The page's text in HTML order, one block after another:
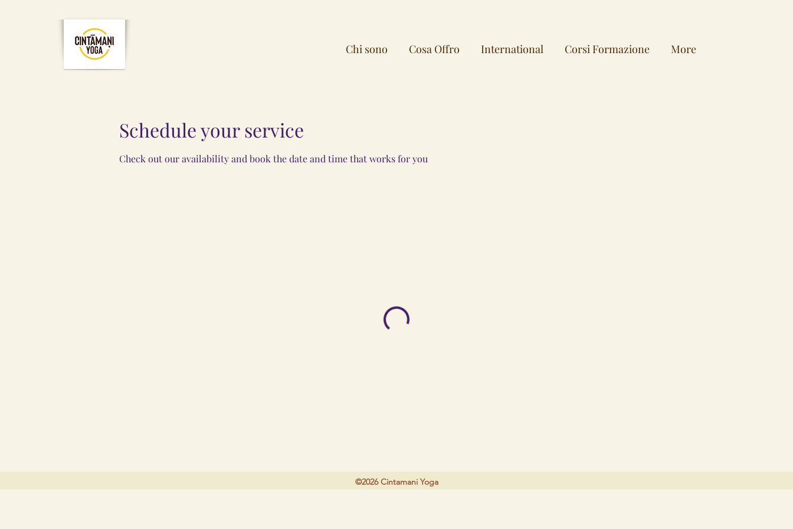
Chi sono Cosa Offro International Corsi Formazione More
Schedule your service
Check out our availability and book the date and time that works for you
©2026 Cintamani Yoga